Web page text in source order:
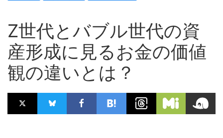
Z世代とバブル世代の資
産形成に見るお金の価値
観の違いとは？